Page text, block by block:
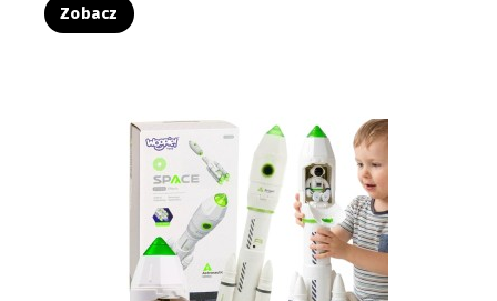
Zobacz